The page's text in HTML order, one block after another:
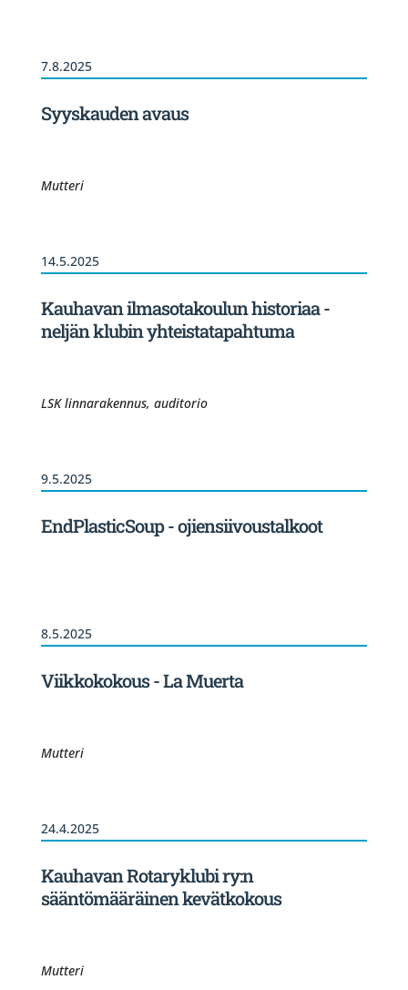
7.8.2025
Syyskauden avaus
Mutteri
14.5.2025
Kauhavan ilmasotakoulun historiaa -
neljän klubin yhteistatapahtuma
LSK linnarakennus, auditorio
9.5.2025
EndPlasticSoup - ojiensiivoustalkoot
8.5.2025
Viikkokokous - La Muerta
Mutteri
24.4.2025
Kauhavan Rotaryklubi ry:n
sääntömääräinen kevätkokous
Mutteri